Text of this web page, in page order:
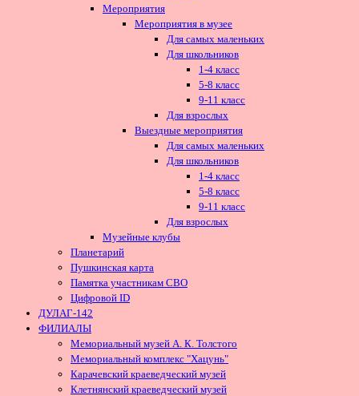
Мероприятия
Мероприятия в музее
Для самых маленьких
Для школьников
1-4 класс
5-8 класс
9-11 класс
Для взрослых
Выездные мероприятия
Для самых маленьких
Для школьников
1-4 класс
5-8 класс
9-11 класс
Для взрослых
Музейные клубы
Планетарий
Пушкинская карта
Памятка участникам СВО
Цифровой ID
ДУЛАГ-142
ФИЛИАЛЫ
Мемориальный музей А. К. Толстого
Мемориальный комплекс "Хацунь"
Карачевский краеведческий музей
Клетнянский краеведческий музей